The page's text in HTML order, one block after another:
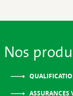
Nos
ASSURANCES